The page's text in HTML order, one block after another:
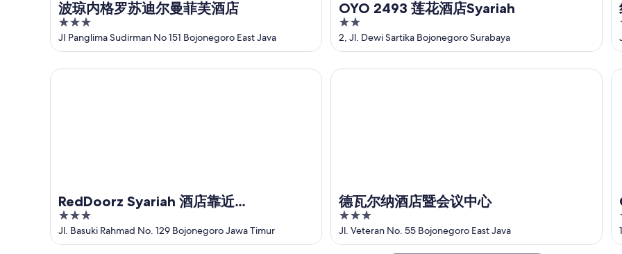
波琼内格罗苏迪尔曼菲芙酒店
3
out
of
5
JI Panglima Sudirman No 151 Bojonegoro East Java
OYO 2493 莲花酒店Syariah
2
out
of
5
2, Jl. Dewi Sartika Bojonegoro Surabaya
RedDoorz Syariah 酒店靠近
Bojonegoro 市中心
3
out
of
Jl. Basuki Rahmad No. 129 Bojonegoro Jawa Timur
RedDoorz Syariah 酒店靠近 Bojonegoro 市中心
德瓦尔纳酒店暨会议中心
3
out
of
Jl. Veteran No. 55 Bojonegoro East Java
德瓦尔纳酒店暨会议中心